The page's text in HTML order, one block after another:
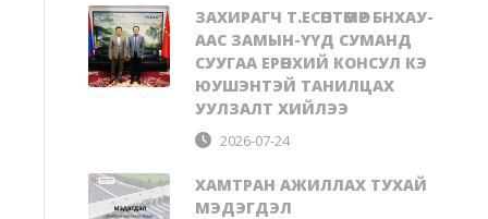
ЗАХИРАГЧ Т.ЕСӨНТӨМӨР БНХАУ-
ААС ЗАМЫН-ҮҮД СУМАНД
СУУГАА ЕРӨНХИЙ КОНСУЛ КЭ
ЮУШЭНТЭЙ ТАНИЛЦАХ
УУЛЗАЛТ ХИЙЛЭЭ
2026-07-24
ХАМТРАН АЖИЛЛАХ ТУХАЙ
МЭДЭГДЭЛ